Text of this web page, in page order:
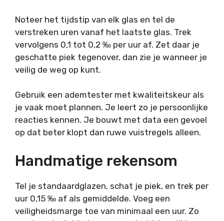
Noteer het tijdstip van elk glas en tel de
verstreken uren vanaf het laatste glas. Trek
vervolgens 0,1 tot 0,2 ‰ per uur af. Zet daar je
geschatte piek tegenover, dan zie je wanneer je
veilig de weg op kunt.
Gebruik een ademtester met kwaliteitskeur als
je vaak moet plannen. Je leert zo je persoonlijke
reacties kennen. Je bouwt met data een gevoel
op dat beter klopt dan ruwe vuistregels alleen.
Handmatige rekensom
Tel je standaardglazen, schat je piek, en trek per
uur 0,15 ‰ af als gemiddelde. Voeg een
veiligheidsmarge toe van minimaal een uur. Zo